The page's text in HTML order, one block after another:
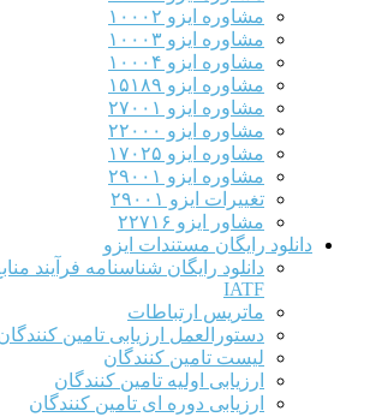
مشاوره ایزو ۱۰۰۰۲
مشاوره ایزو ۱۰۰۰۳
مشاوره ایزو ۱۰۰۰۴
مشاوره ایزو ۱۵۱۸۹
مشاوره ایزو ۲۷۰۰۱
مشاوره ایزو ۲۲۰۰۰
مشاوره ایزو ۱۷۰۲۵
مشاوره ایزو ۲۹۰۰۱
تغییرات ایزو ۲۹۰۰۱
مشاور ایزو ۲۲۷۱۶
دانلود رایگان مستندات ایزو
دانلود رایگان شناسنامه فرآیند
IATF
ماتریس ارتباطات
دستورالعمل ارزیابی تامین
لیست تامین کنندگان
ارزیابی اولیه تامین کنندگان
ارزیابی دوره ای تامین کنندگان